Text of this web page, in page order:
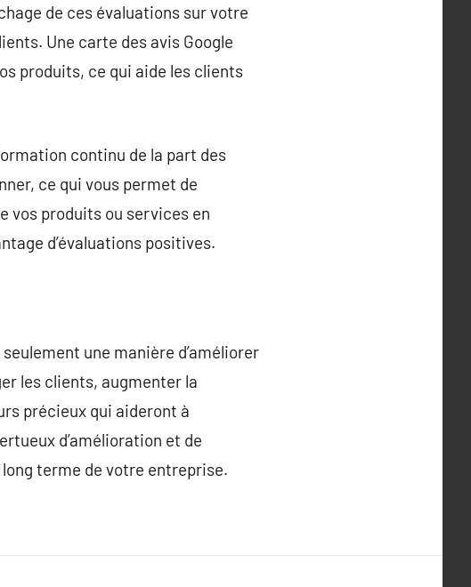
de ces évaluations sur votre
Une carte des avis Google
produits, ce qui aide les clients
continu de la part des
ce qui vous permet de
vos produits ou services en
d’évaluations positives.
une manière d’améliorer
les clients, augmenter la
précieux qui aideront à
d’amélioration et de
terme de votre entreprise.